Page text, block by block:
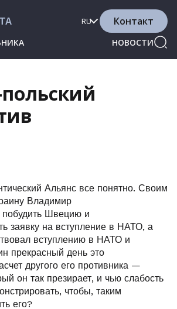
НОВОСТИ
RU Контакт
Альянс все понятно. Своим
Владимир
побудить Швецию и
заявку на вступление в НАТО, а
вступлению в НАТО и
прекрасный день это
другого его противника —
он так презирает, и чью слабость
чтобы, таким
его?